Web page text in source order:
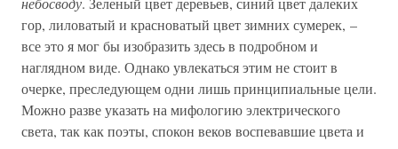
гор, лиловатый и красноватый цвет зимних сумерек, –
все это я мог бы изобразить здесь в подробном и
наглядном виде. Однако увлекаться этим не стоит в
очерке, преследующем одни лишь принципиальные цели.
Можно разве указать на мифологию электрического
света, так как поэты, спокон веков воспевавшие цвета и